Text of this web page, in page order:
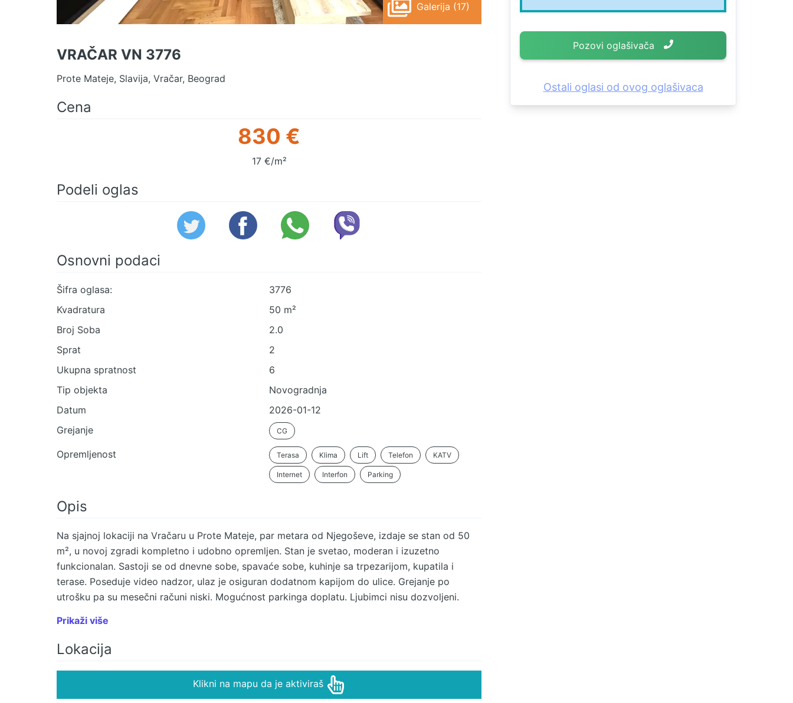
Galerija (17)
VRAČAR VN 3776
Prote Mateje, Slavija, Vračar, Beograd
Cena
830 €
17 €/m²
Podeli oglas
Osnovni podaci
Šifra oglasa:
3776
Kvadratura
50 m²
Broj Soba
2.0
Sprat
2
Ukupna spratnost
6
Tip objekta
Novogradnja
Datum
2026-01-12
Grejanje
CG
Opremljenost Terasa Klima Lift Telefon KATV
Internet Interfon Parking
Opis
Na sjajnoj lokaciji na Vračaru u Prote Mateje, par metara od Njegoševe, izdaje se stan od 50
m², u novoj zgradi kompletno i udobno opremljen. Stan je svetao, moderan i izuzetno
funkcionalan. Sastoji se od dnevne sobe, spavaće sobe, kuhinje sa trpezarijom, kupatila i
terase. Poseduje video nadzor, ulaz je osiguran dodatnom kapijom do ulice. Grejanje po
utrošku pa su mesečni računi niski. Mogućnost parkinga doplatu. Ljubimci nisu dozvoljeni.
registru posrednika 1149 Agencijska provizija 50%* Način plaćanja: kirija+depozit+ag.provizija
Prikaži više
Lokacija
Klikni na mapu da je aktiviraš
Pozovi oglašivača
Ostali oglasi od ovog oglašivaca